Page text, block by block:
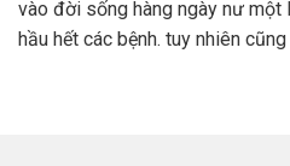
vào đời sống hàng ngày nư
hầu hết các bệnh. tuy nhiên